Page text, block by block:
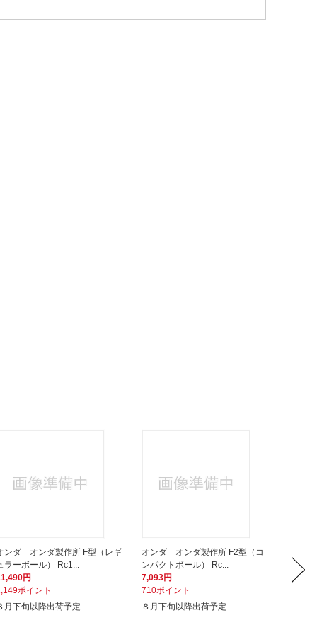
ンダ オンダ製作所 F型（レギ
ラーボール） Rc1...
円
ポイント
月下旬以降出荷予定
オンダ オンダ製作所 F2型（コ
ンパクトボール） Rc...
7,093円
710ポイント
８月下旬以降出荷予定
ルボ
8,910円